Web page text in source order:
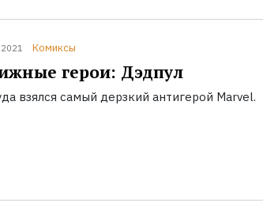
Комиксы
герои: Дэдпул
взялся самый дерзкий антигерой Marvel.